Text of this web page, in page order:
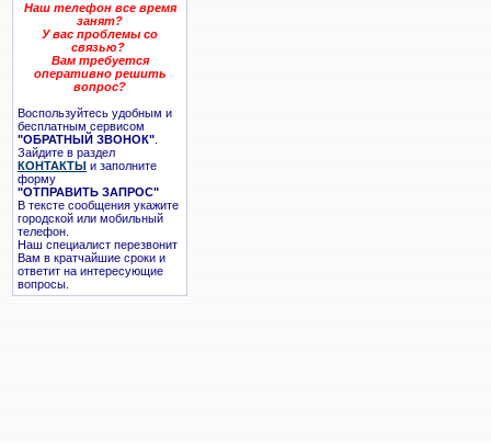
Наш телефон все время
занят?
У вас проблемы со
связью?
Вам требуется
оперативно решить
вопрос?
Воспользуйтесь удобным и
бесплатным сервисом
"ОБРАТНЫЙ ЗВОНОК"
Зайдите в раздел
КОНТАКТЫ и заполните
форму
"ОТПРАВИТЬ ЗАПРОС"
В тексте сообщения укажите
городской или мобильный
телефон.
Наш специалист перезвонит
Вам в кратчайшие сроки и
ответит на интересующие
вопросы.